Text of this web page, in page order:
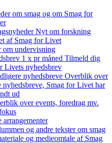
om smag og om Smag for
Nyt om forskning
af Smag for Livet
om undervisning
1 x pr måned Tilmeld dig
Livets nyhedsbrev
nyhedsbreve Overblik over
nyhedsbreve, Smag for Livet har
ud
over events, foredrag mv.
arrangementer
og andre tekster om smag
og medieomtale af Smag